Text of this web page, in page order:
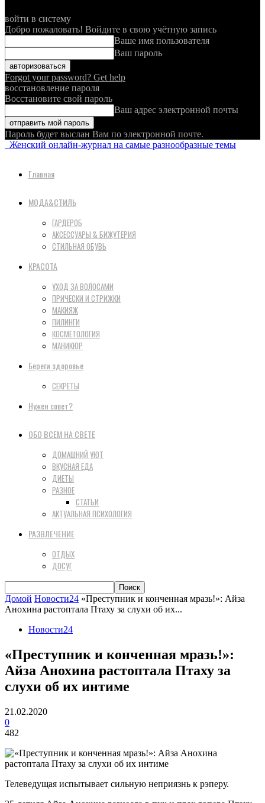
войти в систему
Добро пожаловать! Войдите в свою учётную запись
Ваше имя пользователя
Ваш пароль
Forgot your password? Get help
восстановление пароля
Восстановите свой пароль
Ваш адрес электронной почты
Пароль будет выслан Вам по электронной почте.
Женский онлайн-журнал на самые разнообразные темы
Главная
МОДА&СТИЛЬ
ГАРДЕРОБ
АКСЕССУАРЫ & БИЖУТЕРИЯ
СТИЛЬНАЯ ОБУВЬ
КРАСОТА
УХОД ЗА ВОЛОСАМИ
ПРИЧЕСКИ И СТРИЖКИ
МАКИЯЖ
ПИЛИНГИ
КОСМЕТОЛОГИЯ
МАНИКЮР
Береги здоровье
СЕКРЕТЫ
Нужен совет?
ОБО ВСЕМ НА СВЕТЕ
ДОМАШНИЙ УЮТ
ВКУСНАЯ ЕДА
ДИЕТЫ
РАЗНОЕ
СТАТЬИ
АКТУАЛЬНАЯ ПСИХОЛОГИЯ
РАЗВЛЕЧЕНИЕ
ОТДЫХ
ДОСУГ
Домой Новости24 «Преступник и конченная мразь!»: Айза
Анохина растоптала Птаху за слухи об их...
Новости24
«Преступник и конченная мразь!»:
Айза Анохина растоптала Птаху за
слухи об их интиме
21.02.2020
0
482
Телеведущая испытывает сильную неприязнь к рэперу.